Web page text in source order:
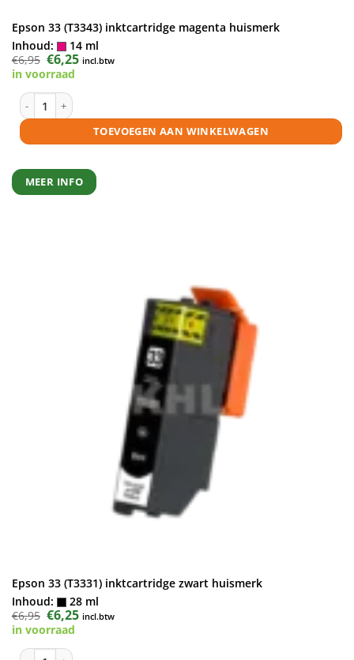
Epson 33 (T3343) inktcartridge magenta huismerk
Inhoud:
14 ml
€6,95 Oorspronkelijke
prijs
was:
€6,25Huidige
prijs
incl.btw
in voorraad
Epson 33 (T3343) inktcartridge magenta huismerk aantal
TOEVOEGEN AAN WINKELWAGEN
MEER INFO
Epson 33 (T3331) inktcartridge zwart huismerk
Inhoud:
28 ml
€6,95 Oorspronkelijke
prijs
was:
€6,25Huidige
prijs
incl.btw
in voorraad
Epson 33 (T3331) inktcartridge zwart huismerk aantal